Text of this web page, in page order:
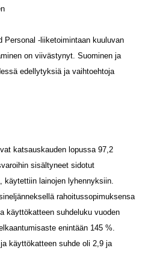
Personal -liiketoimintaan kuuluvan
on viivästynyt. Suominen ja
edellytyksiä ja vaihtoehtoja
katsauskauden lopussa 97,2
sisältyneet sidotut
käytettiin lainojen lyhennyksiin.
rahoitussopimuksensa
käyttökatteen suhdeluku vuoden
enintään 145 %.
käyttökatteen suhde oli 2,9 ja